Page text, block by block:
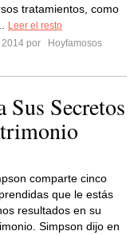
tratamientos, como
Leer el resto
2014 por
Hoyfamosos
Sus Secretos
comparte cinco
que le estás
resultados en su
Simpson dijo en